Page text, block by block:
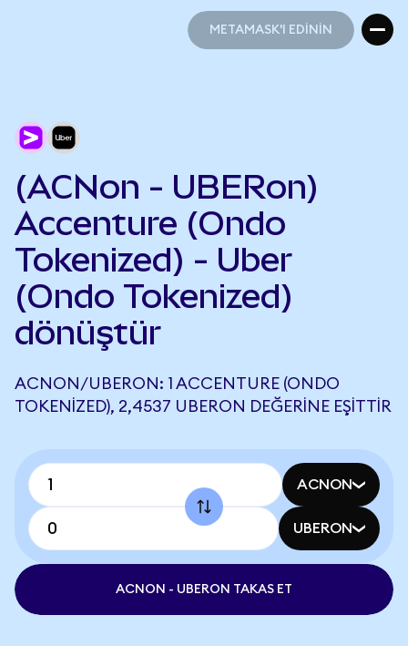
METAMASK'I EDİNİN
(ACNon - UBERon)
Accenture (Ondo
Tokenized) - Uber
(Ondo Tokenized)
dönüştür
ACNON/UBERON: 1 ACCENTURE (ONDO
TOKENIZED), 2,4537 UBERON DEĞERINE EŞITTIR
ACNON
UBERON
ACNON - UBERON TAKAS ET